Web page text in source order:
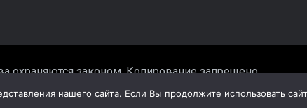
охраняются законом. Копирование запрещено
нашего сайта. Если Вы продолжите использовать